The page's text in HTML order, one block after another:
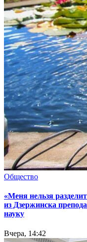
Общество
«Меня нельзя
из Дзержинска
науку
Вчера, 14:42